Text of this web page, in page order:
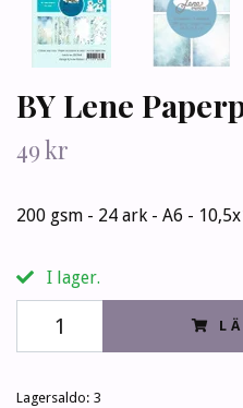
BY Lene
49 kr
200 gsm - 24 ark - A6 -
I lager.
Lagersaldo: 3